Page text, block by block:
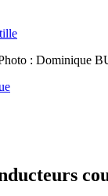
: Dominique